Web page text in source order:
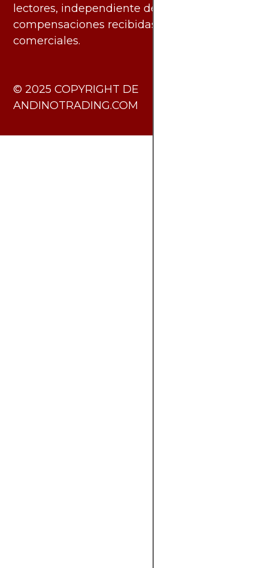
lectores, independiente de las
compensaciones recibidas de socios
comerciales.
​© 2025 COPYRIGHT DE
ANDINOTRADING.COM